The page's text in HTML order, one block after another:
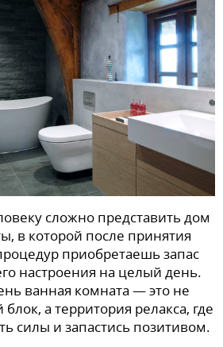
сложно представить дом
в которой после принятия
приобретаешь запас
настроения на целый день.
ванная комната — это не
а территория релакса, где
силы и запастись позитивом.